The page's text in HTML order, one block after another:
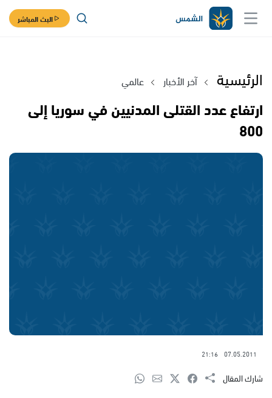
البث المباشر
الرئيسية آخر الأخبار عالمي
ارتفاع عدد القتلى المدنيين في سوريا إلى
800
07.05.2011
21:16
شارك المقال